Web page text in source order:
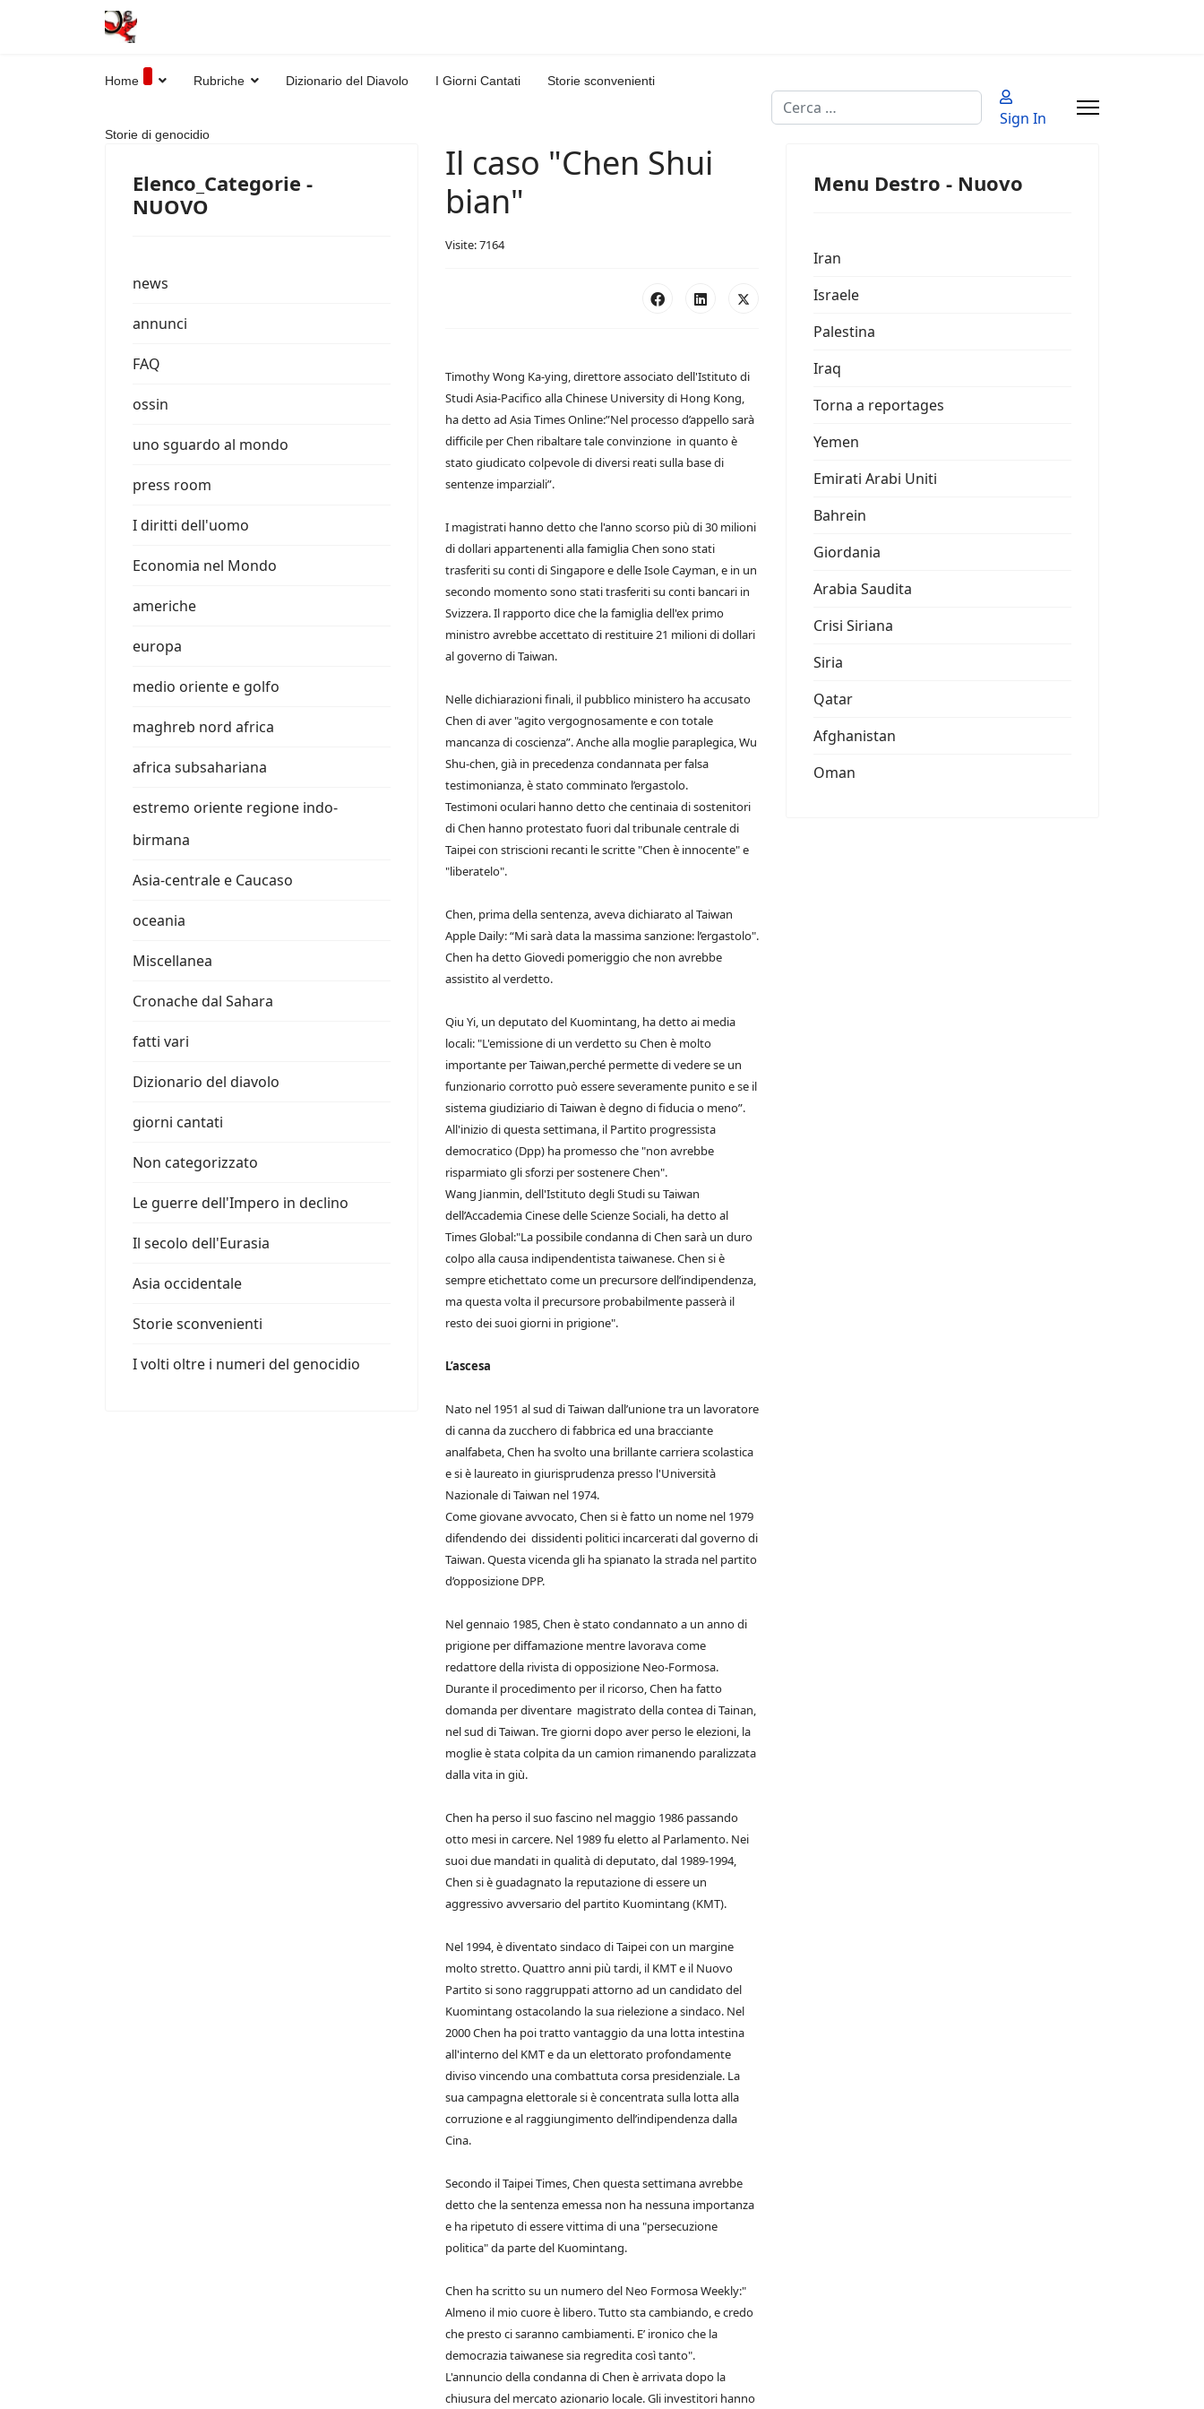
Home Rubriche Dizionario del Diavolo I Giorni Cantati Storie sconvenienti
Storie di genocidio
Cerca
Sign In
Elenco_Categorie -
NUOVO
news
annunci
FAQ
ossin
uno sguardo al mondo
press room
I diritti dell'uomo
Economia nel Mondo
americhe
europa
medio oriente e golfo
maghreb nord africa
africa subsahariana
estremo oriente regione indo-
birmana
Asia-centrale e Caucaso
oceania
Miscellanea
Cronache dal Sahara
fatti vari
Dizionario del diavolo
giorni cantati
Non categorizzato
Le guerre dell'Impero in declino
Il secolo dell'Eurasia
Asia occidentale
Storie sconvenienti
I volti oltre i numeri del genocidio
Il caso "Chen Shui
bian"
Visite: 7164
Timothy Wong Ka-ying, direttore associato dell'Istituto di
Studi Asia-Pacifico alla Chinese University di Hong Kong,
ha detto ad Asia Times Online:”Nel processo d’appello sarà
difficile per Chen ribaltare tale convinzione in quanto è
stato giudicato colpevole di diversi reati sulla base di
sentenze imparziali”.
I magistrati hanno detto che l'anno scorso più di 30 milioni
di dollari appartenenti alla famiglia Chen sono stati
trasferiti su conti di Singapore e delle Isole Cayman, e in un
secondo momento sono stati trasferiti su conti bancari in
Svizzera. Il rapporto dice che la famiglia dell'ex primo
ministro avrebbe accettato di restituire 21 milioni di dollari
al governo di Taiwan.
Nelle dichiarazioni finali, il pubblico ministero ha accusato
Chen di aver "agito vergognosamente e con totale
mancanza di coscienza”. Anche alla moglie paraplegica, Wu
Shu-chen, già in precedenza condannata per falsa
testimonianza, è stato comminato l’ergastolo.
Testimoni oculari hanno detto che centinaia di sostenitori
di Chen hanno protestato fuori dal tribunale centrale di
Taipei con striscioni recanti le scritte "Chen è innocente" e
"liberatelo".
Chen, prima della sentenza, aveva dichiarato al Taiwan
Apple Daily: “Mi sarà data la massima sanzione: l’ergastolo".
Chen ha detto Giovedi pomeriggio che non avrebbe
assistito al verdetto.
Qiu Yi, un deputato del Kuomintang, ha detto ai media
locali: "L'emissione di un verdetto su Chen è molto
importante per Taiwan,perché permette di vedere se un
funzionario corrotto può essere severamente punito e se il
sistema giudiziario di Taiwan è degno di fiducia o meno”.
All'inizio di questa settimana, il Partito progressista
democratico (Dpp) ha promesso che "non avrebbe
risparmiato gli sforzi per sostenere Chen".
Wang Jianmin, dell'Istituto degli Studi su Taiwan
dell’Accademia Cinese delle Scienze Sociali, ha detto al
Times Global:"La possibile condanna di Chen sarà un duro
colpo alla causa indipendentista taiwanese. Chen si è
sempre etichettato come un precursore dell’indipendenza,
ma questa volta il precursore probabilmente passerà il
resto dei suoi giorni in prigione".
L’ascesa
Nato nel 1951 al sud di Taiwan dall’unione tra un lavoratore
di canna da zucchero di fabbrica ed una bracciante
analfabeta, Chen ha svolto una brillante carriera scolastica
e si è laureato in giurisprudenza presso l'Università
Nazionale di Taiwan nel 1974.
Come giovane avvocato, Chen si è fatto un nome nel 1979
difendendo dei dissidenti politici incarcerati dal governo di
Taiwan. Questa vicenda gli ha spianato la strada nel partito
d’opposizione DPP.
Nel gennaio 1985, Chen è stato condannato a un anno di
prigione per diffamazione mentre lavorava come
redattore della rivista di opposizione Neo-Formosa.
Durante il procedimento per il ricorso, Chen ha fatto
domanda per diventare magistrato della contea di Tainan,
nel sud di Taiwan. Tre giorni dopo aver perso le elezioni, la
moglie è stata colpita da un camion rimanendo paralizzata
dalla vita in giù.
Chen ha perso il suo fascino nel maggio 1986 passando
otto mesi in carcere. Nel 1989 fu eletto al Parlamento. Nei
suoi due mandati in qualità di deputato, dal 1989-1994,
Chen si è guadagnato la reputazione di essere un
aggressivo avversario del partito Kuomintang (KMT).
Nel 1994, è diventato sindaco di Taipei con un margine
molto stretto. Quattro anni più tardi, il KMT e il Nuovo
Partito si sono raggruppati attorno ad un candidato del
Kuomintang ostacolando la sua rielezione a sindaco. Nel
2000 Chen ha poi tratto vantaggio da una lotta intestina
all'interno del KMT e da un elettorato profondamente
diviso vincendo una combattuta corsa presidenziale. La
sua campagna elettorale si è concentrata sulla lotta alla
corruzione e al raggiungimento dell’indipendenza dalla
Cina.
Secondo il Taipei Times, Chen questa settimana avrebbe
detto che la sentenza emessa non ha nessuna importanza
e ha ripetuto di essere vittima di una "persecuzione
politica" da parte del Kuomintang.
Chen ha scritto su un numero del Neo Formosa Weekly:"
Almeno il mio cuore è libero. Tutto sta cambiando, e credo
che presto ci saranno cambiamenti. E’ ironico che la
democrazia taiwanese sia regredita così tanto".
L'annuncio della condanna di Chen è arrivata dopo la
chiusura del mercato azionario locale. Gli investitori hanno
Menu Destro - Nuovo
Iran
Israele
Palestina
Iraq
Torna a reportages
Yemen
Emirati Arabi Uniti
Bahrein
Giordania
Arabia Saudita
Crisi Siriana
Siria
Qatar
Afghanistan
Oman